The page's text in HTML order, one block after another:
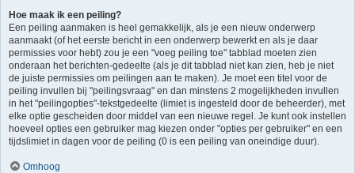
Hoe maak ik een peiling?
Een peiling aanmaken is heel gemakkelijk, als je een nieuw onderwerp
aanmaakt (of het eerste bericht in een onderwerp bewerkt en als je daar
permissies voor hebt) zou je een "voeg peiling toe" tabblad moeten zien
onderaan het berichten-gedeelte (als je dit tabblad niet kan zien, heb je niet
de juiste permissies om peilingen aan te maken). Je moet een titel voor de
peiling invullen bij "peilingsvraag" en dan minstens 2 mogelijkheden invullen
in het "peilingopties"-tekstgedeelte (limiet is ingesteld door de beheerder), met
elke optie gescheiden door middel van een nieuwe regel. Je kunt ook instellen
hoeveel opties een gebruiker mag kiezen onder "opties per gebruiker" en een
tijdslimiet in dagen voor de peiling (0 is een peiling van oneindige duur).
Omhoog